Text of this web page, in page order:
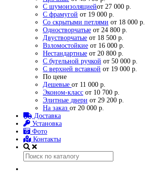
С шумоизоляциейот 27 000 р.
С фрамугой от 19 000 р.
Со скрытыми петлями от 18 000 р.
Одностворчатые от 24 800 р.
Двустворчатые от 18 500 р.
Взломостойкие от 16 000 р.
Нестандартные от 20 800 р.
С бугельной ручкой от 50 000 р.
С верхней вставкой от 19 000 р.
По цене
Дешевые от 11 000 р.
Эконом-класс от 10 700 р.
Элитные двери от 29 200 р.
На заказ от 20 000 р.
Доставка
Установка
Фото
Контакты